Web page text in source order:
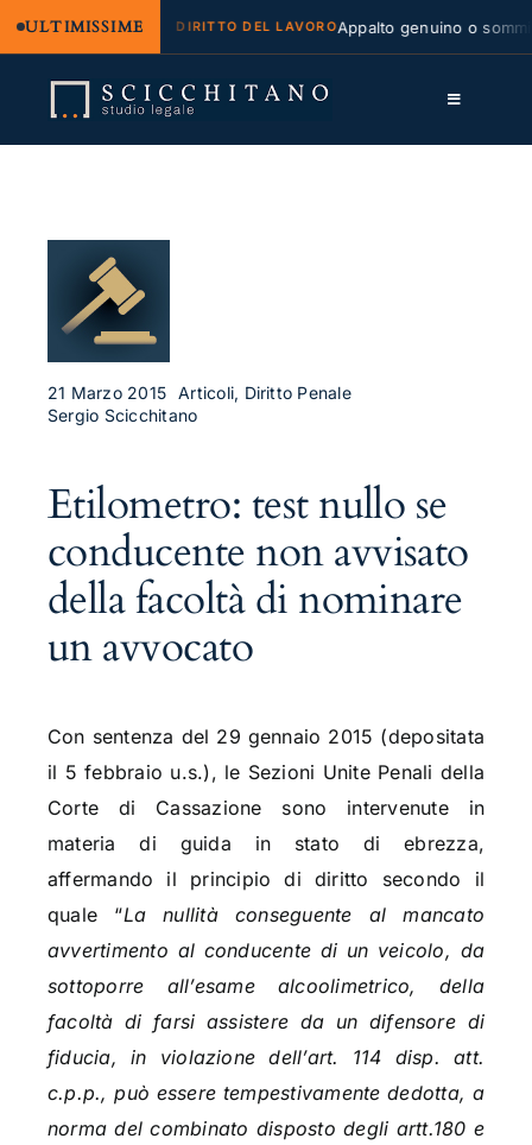
ULTIMISSIME
e regresso DIRITTO DEL LAVOROAppalto genuino o
contenuto
Toggle
Approfondimenti
Contatti
21 Marzo 2015 Articoli, Diritto Penale
Sergio Scicchitano
Etilometro: test nullo se
conducente non avvisato
della facoltà di nominare
un avvocato
Con sentenza del 29 gennaio 2015 (depositata
il 5 febbraio u.s.), le Sezioni Unite Penali della
Corte di Cassazione sono intervenute in
materia di guida in stato di ebrezza,
affermando il principio di diritto secondo il
quale “La nullità conseguente al mancato
avvertimento al conducente di un veicolo, da
sottoporre all’esame alcoolimetrico, della
facoltà di farsi assistere da un difensore di
fiducia, in violazione dell’art. 114 disp. att.
c.p.p., può essere tempestivamente dedotta, a
norma del combinato disposto degli artt.180 e